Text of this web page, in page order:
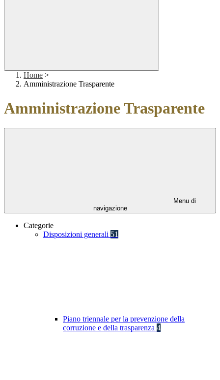
Home >
Amministrazione Trasparente
Amministrazione Trasparente
Menu di
navigazione
Categorie
Disposizioni generali 51
Piano triennale per la prevenzione della
corruzione e della trasparenza 4